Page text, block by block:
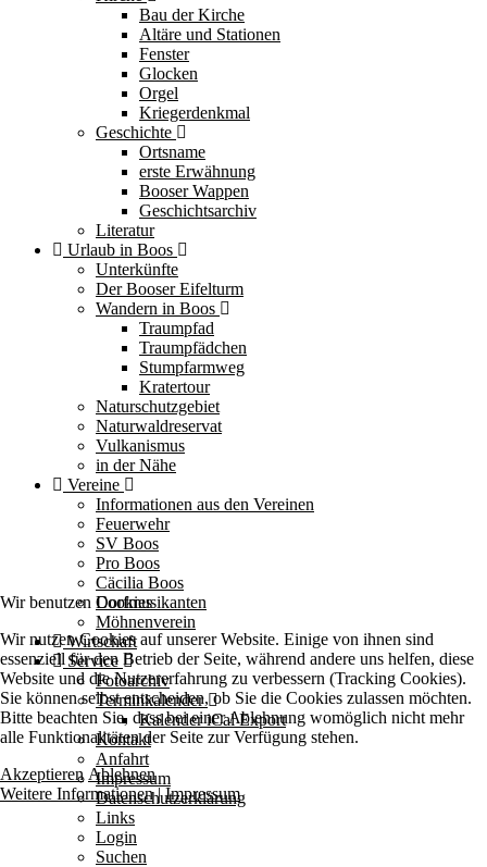
Bau der Kirche
Altäre und Stationen
Fenster
Glocken
Orgel
Kriegerdenkmal
Geschichte
Ortsname
erste Erwähnung
Booser Wappen
Geschichtsarchiv
Literatur
Urlaub in Boos
Unterkünfte
Der Booser Eifelturm
Wandern in Boos
Traumpfad
Traumpfädchen
Stumpfarmweg
Kratertour
Naturschutzgebiet
Naturwaldreservat
Vulkanismus
in der Nähe
Vereine
Informationen aus den Vereinen
Feuerwehr
SV Boos
Pro Boos
Cäcilia Boos
Dorfmusikanten
Möhnenverein
Wirtschaft
Service
Fotoarchiv
Terminkalender
Kalender iCal Export
Kontakt
Anfahrt
Impressum
Datenschutzerklärung
Links
Login
Suchen
Wir benutzen Cookies
Wir nutzen Cookies auf unserer Website. Einige von ihnen sind
essenziell für den Betrieb der Seite, während andere uns helfen, diese
Website und die Nutzererfahrung zu verbessern (Tracking Cookies).
Sie können selbst entscheiden, ob Sie die Cookies zulassen möchten.
Bitte beachten Sie, dass bei einer Ablehnung womöglich nicht mehr
alle Funktionalitäten der Seite zur Verfügung stehen.
Akzeptieren Ablehnen
Weitere Informationen|Impressum